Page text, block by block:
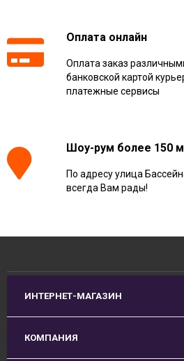
Оплата онлайн
Оплата заказ
банковской картой
платежные сервисы
Шоу-рум более 150
По адресу улица
всегда Вам рады!
ИНТЕРНЕТ-МАГАЗИН
КОМПАНИЯ